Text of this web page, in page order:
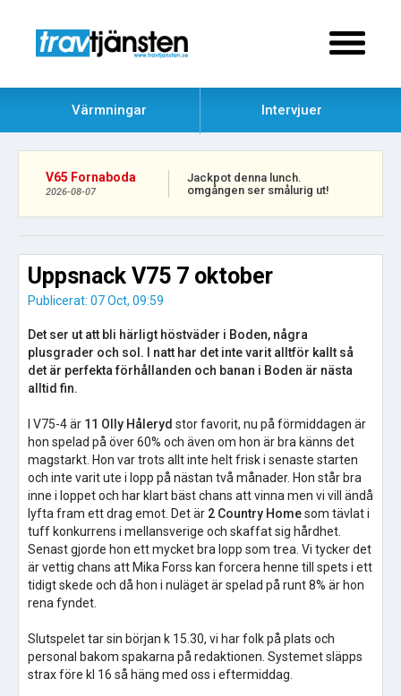
Värmningar Intervjuer
V65 Fornaboda
2026-08-07
Jackpot denna lunch.
omgången ser smålurig ut!
Uppsnack V75 7 oktober
Publicerat: 07 Oct, 09:59
Det ser ut att bli härligt höstväder i Boden, några
plusgrader och sol. I natt har det inte varit alltför kallt så
det är perfekta förhållanden och banan i Boden är nästa
alltid fin.
I V75-4 är 11 Olly Håleryd stor favorit, nu på förmiddagen är
hon spelad på över 60% och även om hon är bra känns det
magstarkt. Hon var trots allt inte helt frisk i senaste starten
och inte varit ute i lopp på nästan två månader. Hon står bra
inne i loppet och har klart bäst chans att vinna men vi vill ändå
lyfta fram ett drag emot. Det är 2 Country Homesom tävlat i
tuff konkurrens i mellansverige och skaffat sig hårdhet.
Senast gjorde hon ett mycket bra lopp som trea. Vi tycker det
är vettig chans att Mika Forss kan forcera henne till spets i ett
tidigt skede och då hon i nuläget är spelad på runt 8% är hon
rena fyndet.
Slutspelet tar sin början k 15.30, vi har folk på plats och
personal bakom spakarna på redaktionen. Systemet släpps
strax före kl 16 så häng med oss i eftermiddag.